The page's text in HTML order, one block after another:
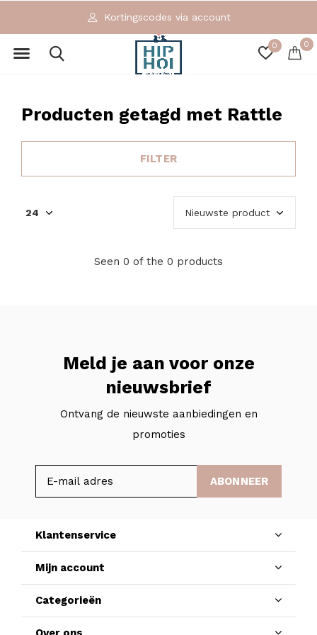
0 0
Kortingscodes via account
Producten getagd met Rattle
FILTER
Seen 0 of the 0 products
Meld je aan voor onze
nieuwsbrief
Ontvang de nieuwste aanbiedingen en
promoties
ABONNEER
Klantenservice
Mijn account
Categorieën